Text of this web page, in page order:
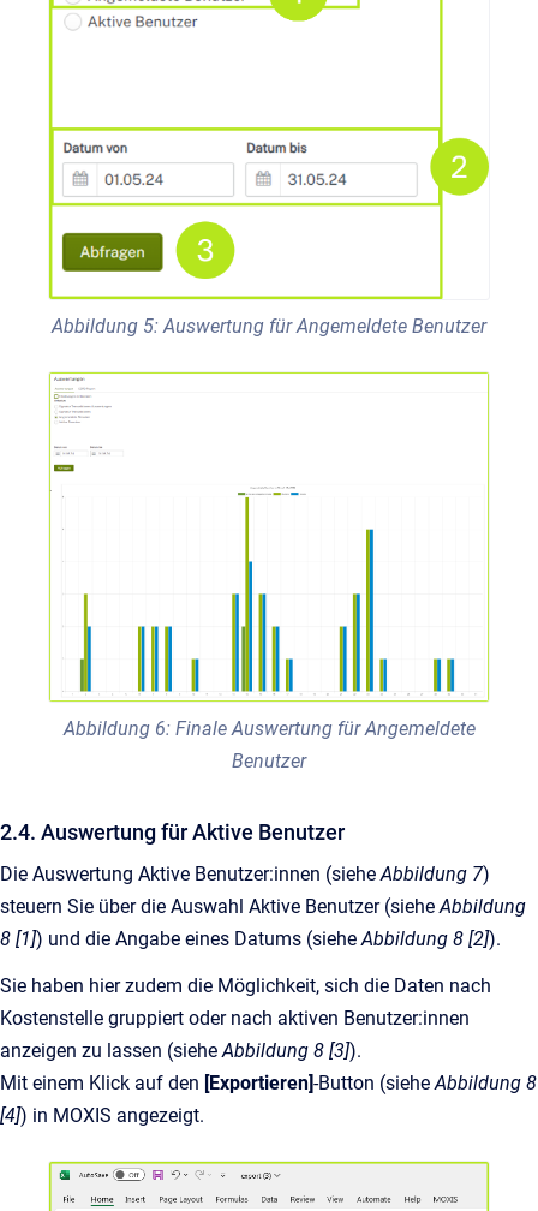
Abbildung 5: Auswertung für Angemeldete Benutzer
Abbildung 6: Finale Auswertung für Angemeldete
Benutzer
2.4. Auswertung für Aktive Benutzer
Die Auswertung Aktive Benutzer:innen (siehe Abbildung 7)
steuern Sie über die Auswahl Aktive Benutzer (siehe Abbildung
8 [1]) und die Angabe eines Datums (siehe Abbildung 8 [2]).
Sie haben hier zudem die Möglichkeit, sich die Daten nach
Kostenstelle gruppiert oder nach aktiven Benutzer:innen
anzeigen zu lassen (siehe Abbildung 8 [3]).
Mit einem Klick auf den [Exportieren]-Button (siehe Abbildung 8
[4]) in MOXIS angezeigt.